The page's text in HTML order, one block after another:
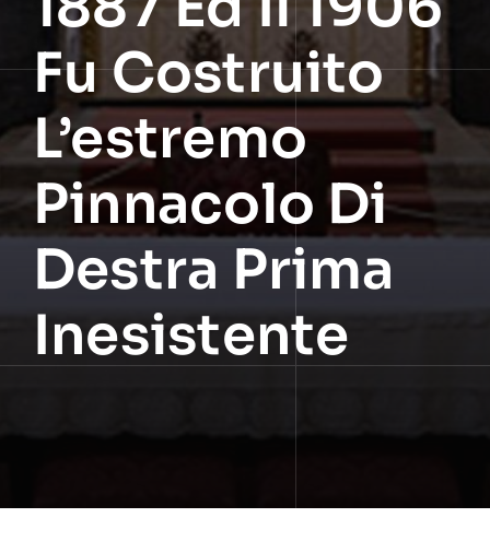
Fu Costruito
L’estremo
Pinnacolo Di
Destra Prima
Inesistente